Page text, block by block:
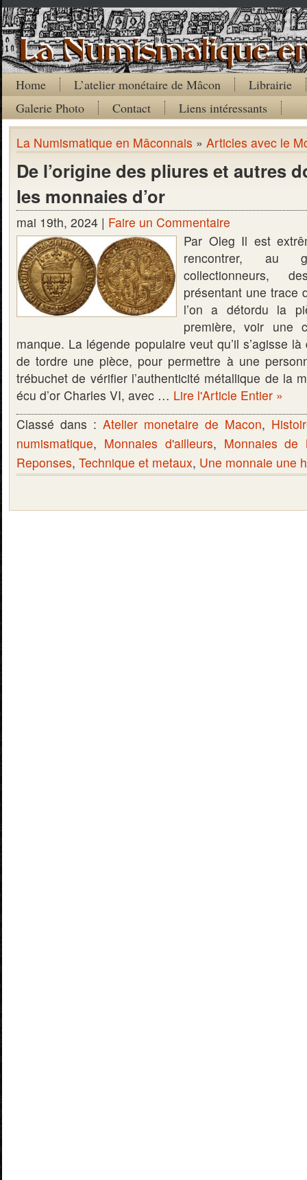
Home L’atelier monétaire de Mâcon
Librairie
Galerie Photo
Contact Liens intéressants
La Numismatique en Mâconnais » Articles avec le
De l’origine des pliures et autres
les monnaies d’or
mai 19th, 2024 | Faire un Commentaire
Par Oleg Il est
rencontrer, au
collectionneurs,
présentant une trace
l’on a détordu la
première, voir une
manque. La légende populaire veut qu’il s’agisse
de tordre une pièce, pour permettre à une
trébuchet de vérifier l’authenticité métallique de la
écu d’or Charles VI, avec … Lire l'Article Entier »
Classé dans : Atelier monetaire de Macon,
numismatique, Monnaies d'ailleurs, Monnaies de
Reponses, Technique et metaux, Une monnaie une